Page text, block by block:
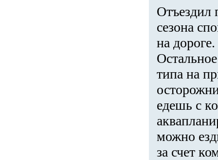
Отъездил
сезона
на
типа на
едешь с
можно
за счет